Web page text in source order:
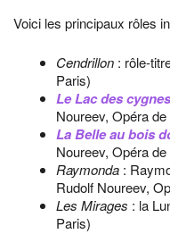
Voici les principaux rôles
Cendrillon : rôle-
Paris)
Le Lac des cygnes
Noureev, Opéra
La Belle au bois
Noureev, Opéra
Raymonda :
Rudolf Noureev,
Les Mirages : la
Paris)